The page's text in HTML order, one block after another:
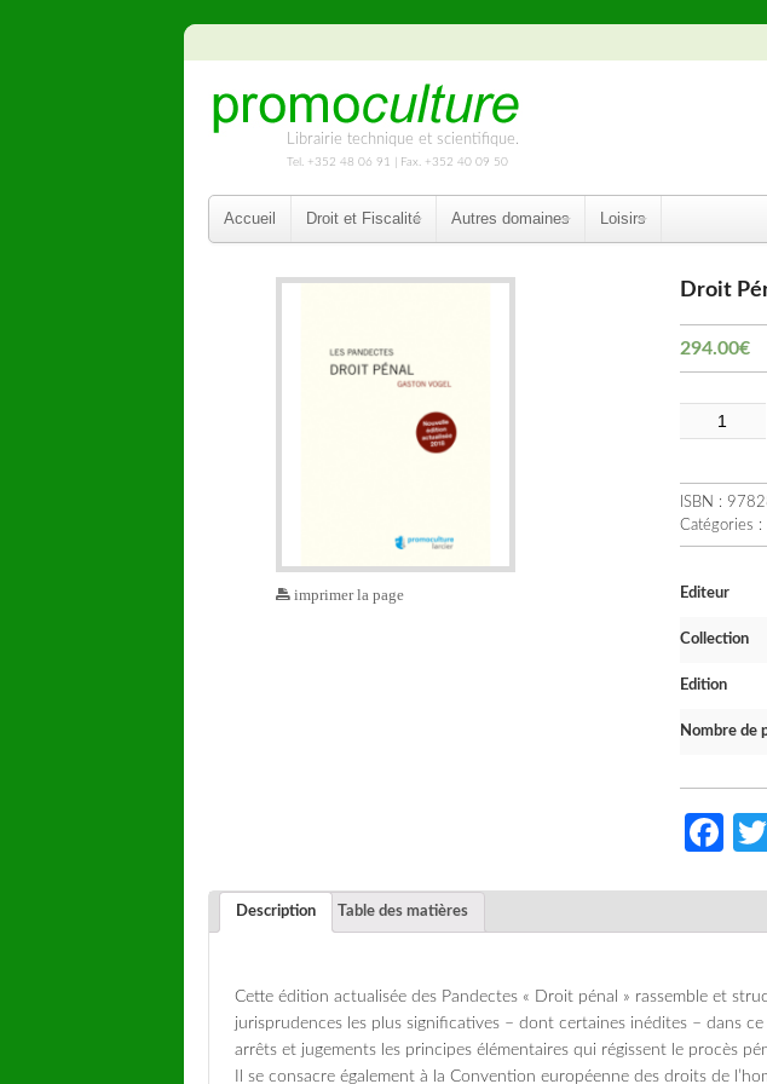
Librairie technique et scientifique.
Tel. +352 48 06 91 | Fax. +352 40 09 50
Accueil Droit et Fiscalité Autres domaines Loisirs
imprimer la page
Droit
294.00€
ISBN :
Catégories :
Editeur
Collection
Edition
Nombre de
Description Table des matières
Cette édition actualisée des Pandectes « Droit pénal » rassemble et
jurisprudences les plus significatives – dont certaines inédites – dans
arrêts et jugements les principes élémentaires qui régissent le procès
Il se consacre également à la Convention européenne des droits de